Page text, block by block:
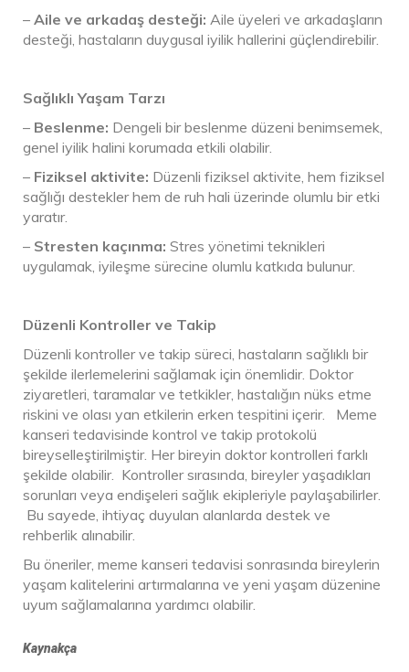
– Aile ve arkadaş desteği: Aile üyeleri ve arkadaşların
desteği, hastaların duygusal iyilik hallerini güçlendirebilir.
Sağlıklı Yaşam Tarzı
– Beslenme: Dengeli bir beslenme düzeni benimsemek,
genel iyilik halini korumada etkili olabilir.
– Fiziksel aktivite: Düzenli fiziksel aktivite, hem fiziksel
sağlığı destekler hem de ruh hali üzerinde olumlu bir etki
yaratır.
– Stresten kaçınma: Stres yönetimi teknikleri
uygulamak, iyileşme sürecine olumlu katkıda bulunur.
Düzenli Kontroller ve Takip
Düzenli kontroller ve takip süreci, hastaların sağlıklı bir
şekilde ilerlemelerini sağlamak için önemlidir. Doktor
ziyaretleri, taramalar ve tetkikler, hastalığın nüks etme
riskini ve olası yan etkilerin erken tespitini içerir. Meme
kanseri tedavisinde kontrol ve takip protokolü
bireyselleştirilmiştir. Her bireyin doktor kontrolleri farklı
şekilde olabilir. Kontroller sırasında, bireyler yaşadıkları
sorunları veya endişeleri sağlık ekipleriyle paylaşabilirler.
Bu sayede, ihtiyaç duyulan alanlarda destek ve
rehberlik alınabilir.
Bu öneriler, meme kanseri tedavisi sonrasında bireylerin
yaşam kalitelerini artırmalarına ve yeni yaşam düzenine
uyum sağlamalarına yardımcı olabilir.
Kaynakça